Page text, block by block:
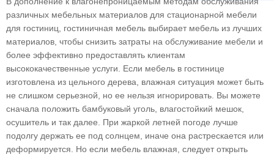
различных мебельных материалов для стационарной мебели
для гостиниц, гостиничная мебель выбирает мебель из лучших
материалов, чтобы снизить затраты на обслуживание мебели и
более эффективно предоставлять клиентам
высококачественные услуги. Если мебель в гостинице
изготовлена ​​из цельного дерева, влажная ситуация может быть
не слишком серьезной, но ее нельзя игнорировать. Вы можете
сначала положить бамбуковый уголь, влагостойкий мешок,
осушитель и так далее. При жаркой летней погоде лучше
подолгу держать ее под солнцем, иначе она растрескается или
деформируется. Но если мебель влажная, следует открыть